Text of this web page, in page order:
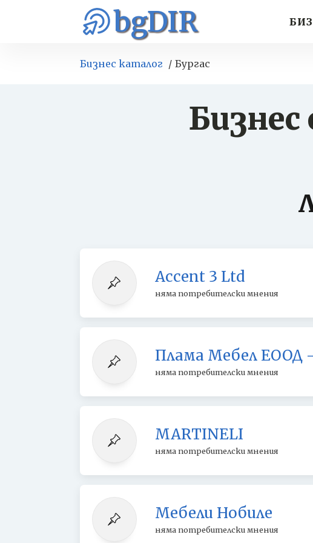
bgDIR
Бизнес каталог Бургас
Бизнес
Accent 3 Ltd
няма потребителски мнения
Плама Мебел ЕООД
няма потребителски мнения
MARTINELI
няма потребителски мнения
Мебели Нобиле
няма потребителски мнения